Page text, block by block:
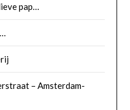
pap…
– Amsterdam-